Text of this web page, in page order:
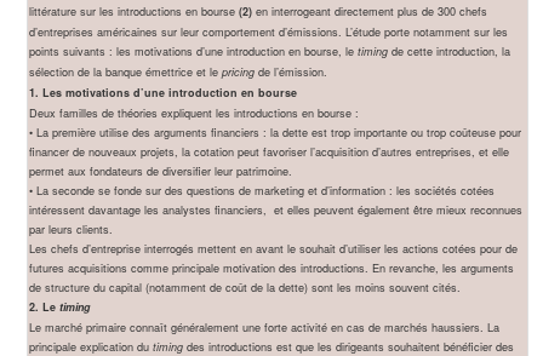
littérature sur les introductions en bourse (2) en interrogeant directement plus de 300 chefs
d’entreprises américaines sur leur comportement d’émissions. L’étude porte notamment sur les
points suivants : les motivations d’une introduction en bourse, le timing de cette introduction, la
sélection de la banque émettrice et le pricing de l’émission.
1. Les motivations d’une introduction en bourse
Deux familles de théories expliquent les introductions en bourse :
• La première utilise des arguments financiers : la dette est trop importante ou trop coûteuse pour
financer de nouveaux projets, la cotation peut favoriser l’acquisition d’autres entreprises, et elle
permet aux fondateurs de diversifier leur patrimoine.
• La seconde se fonde sur des questions de marketing et d’information : les sociétés cotées
intéressent davantage les analystes financiers, et elles peuvent également être mieux reconnues
par leurs clients.
Les chefs d’entreprise interrogés mettent en avant le souhait d’utiliser les actions cotées pour de
futures acquisitions comme principale motivation des introductions. En revanche, les arguments
de structure du capital (notamment de coût de la dette) sont les moins souvent cités.
2. Le timing
Le marché primaire connaît généralement une forte activité en cas de marchés haussiers. La
principale explication du timing des introductions est que les dirigeants souhaitent bénéficier des